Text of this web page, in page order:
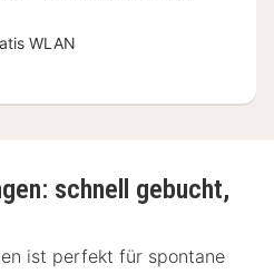
€
WLAN
schnell gebucht,
ist perfekt für spontane